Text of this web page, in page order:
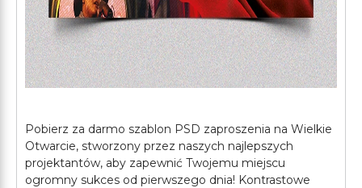
Pobierz za darmo szablon PSD zaproszenia na Wielkie
Otwarcie, stworzony przez naszych najlepszych
projektantów, aby zapewnić Twojemu miejscu
ogromny sukces od pierwszego dnia! Kontrastowe